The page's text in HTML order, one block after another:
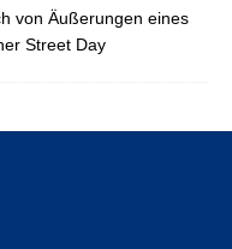
von Äußerungen eines
Street Day